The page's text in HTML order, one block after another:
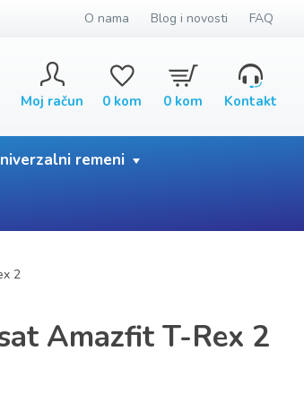
O nama Blog i novosti FAQ
Moj račun 0 kom 0 kom Kontakt
remeni
2
Amazfit T-Rex 2